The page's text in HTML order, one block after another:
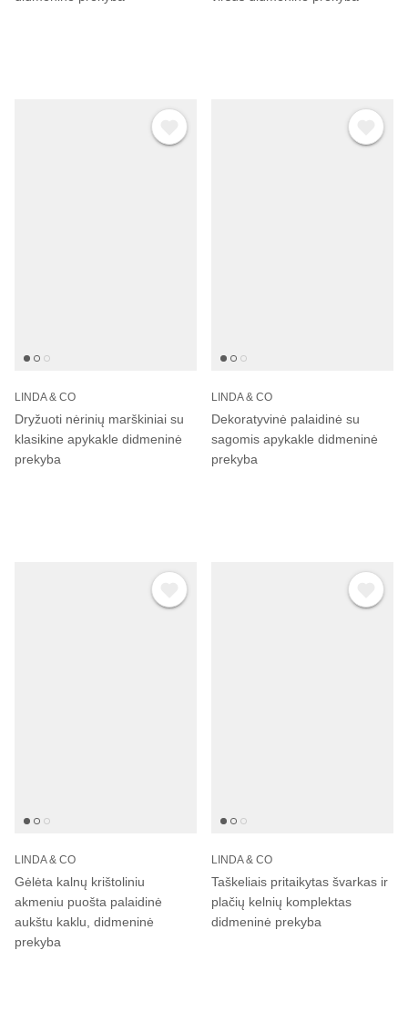
LINDA & CO
Dryžuoti nėrinių marškiniai su
klasikine apykakle didmeninė
prekyba
LINDA & CO
Dekoratyvinė palaidinė su
sagomis apykakle didmeninė
prekyba
LINDA & CO
Gėlėta kalnų krištoliniu
akmeniu puošta palaidinė
aukštu kaklu, didmeninė
prekyba
LINDA & CO
Taškeliais pritaikytas švarkas ir
plačių kelnių komplektas
didmeninė prekyba